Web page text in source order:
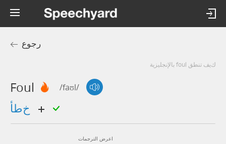
رجوع
كيف تنطق foul بالإنجليزية
Foul /faʊl/
اعرض الترجمات